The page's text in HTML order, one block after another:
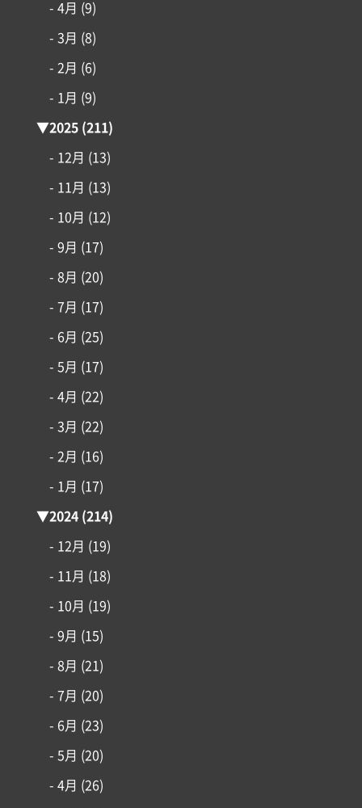
コンセプト
施工事例
アイフルホームについて
リフォーム・リノベーション
土地情報
インフォメーション
- 4月 (9)
- 3月 (8)
- 2月 (6)
- 1月 (9)
▼2025(211)
- 12月 (13)
- 11月 (13)
- 10月 (12)
- 9月 (17)
- 8月 (20)
- 7月 (17)
- 6月 (25)
- 5月 (17)
- 4月 (22)
- 3月 (22)
- 2月 (16)
- 1月 (17)
▼2024(214)
- 12月 (19)
- 11月 (18)
- 10月 (19)
- 9月 (15)
- 8月 (21)
- 7月 (20)
- 6月 (23)
- 5月 (20)
- 4月 (26)